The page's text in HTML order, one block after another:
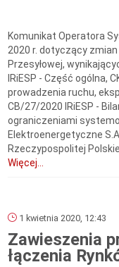
Komunikat Operatora
2020 r. dotyczący
Przesyłowej,
IRiESP - Część ogólna,
prowadzenia ruchu,
CB/27/2020 IRiESP -
ograniczeniami
Elektroenergetyczne
Rzeczypospolitej
Więcej...
1 kwietnia 2020, 12:43
Zawieszenia
łączenia